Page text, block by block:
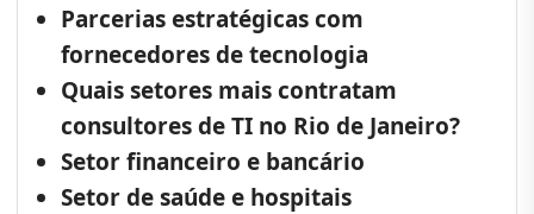
Parcerias estratégicas com
fornecedores de tecnologia
Quais setores mais contratam
consultores de TI no Rio de Janeiro?
Setor financeiro e bancário
Setor de saúde e hospitais